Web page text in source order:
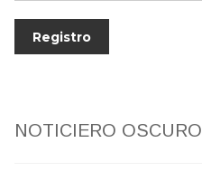
NOTICIERO OSCURO